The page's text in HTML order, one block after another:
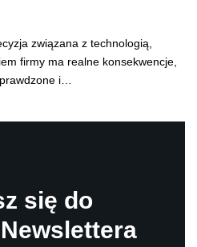
związana z technologią,
firmy ma realne konsekwencje,
i…
się do